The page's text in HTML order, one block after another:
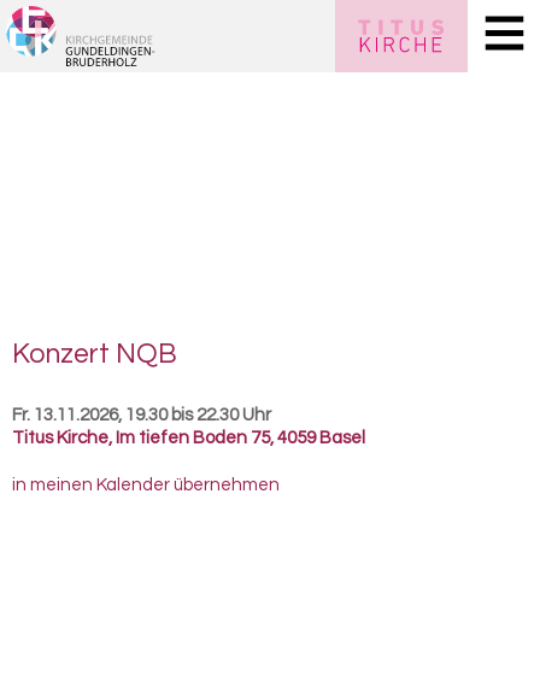
Kon­zert NQB
Fr. 13.11.2026, 19.30 bis 22.30 Uhr
Titus Kirche, Im tiefen Boden 75, 4059 Basel
in meinen Kalender übernehmen